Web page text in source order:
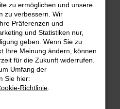
Error
aufgetreten.
die dir helfen können:
und deine
zum Beispiel deine
zu ermöglichen und unsere
zu verbessern. Wir
Präferenzen und
und Statistiken nur,
geben. Wenn Sie zu
Ihre Meinung ändern, können
für die Zukunft widerrufen.
Umfang der
Sie hier:
Richtlinie